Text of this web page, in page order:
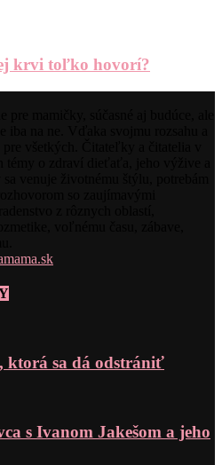
krvi toľko hovorí?
ktorá sa dá odstrániť
s Ivanom Jakešom a jeho